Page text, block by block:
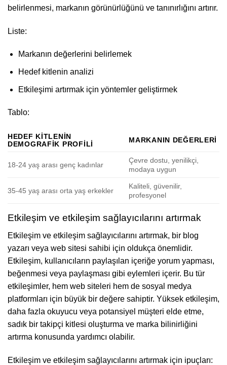
belirlenmesi, markanın görünürlüğünü ve tanınırlığını artırır.
Liste:
Markanın değerlerini belirlemek
Hedef kitlenin analizi
Etkileşimi artırmak için yöntemler geliştirmek
Tablo:
HEDEF KITLENIN
DEMOGRAFIK PROFILI
MARKANIN DEĞERLERI
18-24 yaş arası genç kadınlar
Çevre dostu, yenilikçi,
modaya uygun
35-45 yaş arası orta yaş erkekler
Kaliteli, güvenilir,
profesyonel
Etkileşim ve etkileşim sağlayıcılarını artırmak
Etkileşim ve etkileşim sağlayıcılarını artırmak, bir blog
yazarı veya web sitesi sahibi için oldukça önemlidir.
Etkileşim, kullanıcıların paylaşılan içeriğe yorum yapması,
beğenmesi veya paylaşması gibi eylemleri içerir. Bu tür
etkileşimler, hem web siteleri hem de sosyal medya
platformları için büyük bir değere sahiptir. Yüksek etkileşim,
daha fazla okuyucu veya potansiyel müşteri elde etme,
sadık bir takipçi kitlesi oluşturma ve marka bilinirliğini
artırma konusunda yardımcı olabilir.
Etkileşim ve etkileşim sağlayıcılarını artırmak için ipuçları: